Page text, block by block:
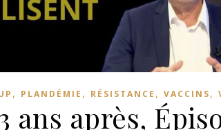
, PLANDÉMIE , RÉSISTANCE , VACCINS,
ans après,